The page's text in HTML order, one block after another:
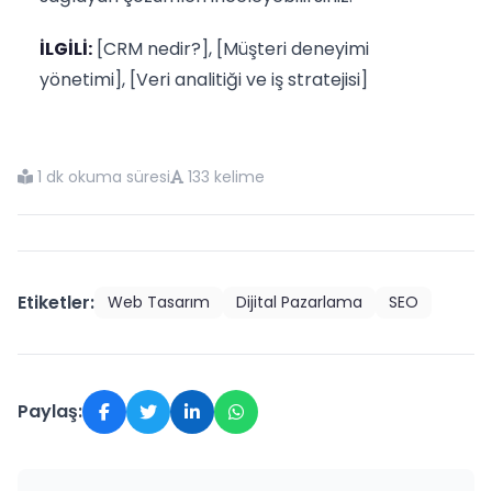
İLGİLİ: [CRM nedir?], [Müşteri deneyimi
yönetimi], [Veri analitiği ve iş stratejisi]
1 dk okuma süresi 133 kelime
Etiketler: Web Tasarım Dijital Pazarlama SEO
Paylaş: